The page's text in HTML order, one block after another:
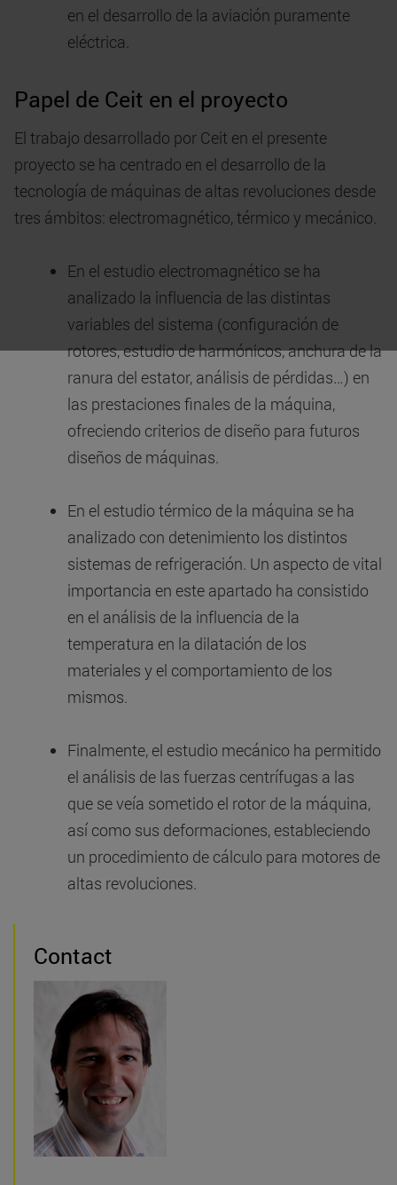
en el desarrollo de la aviación puramente
eléctrica.
Papel de Ceit en el proyecto
El trabajo desarrollado por Ceit en el presente
proyecto se ha centrado en el desarrollo de la
tecnología de máquinas de altas revoluciones desde
tres ámbitos: electromagnético, térmico y mecánico.
En el estudio electromagnético se ha
analizado la influencia de las distintas
variables del sistema (configuración de
rotores, estudio de harmónicos, anchura de la
ranura del estator, análisis de pérdidas…) en
las prestaciones finales de la máquina,
ofreciendo criterios de diseño para futuros
diseños de máquinas.
En el estudio térmico de la máquina se ha
analizado con detenimiento los distintos
sistemas de refrigeración. Un aspecto de vital
importancia en este apartado ha consistido
en el análisis de la influencia de la
temperatura en la dilatación de los
materiales y el comportamiento de los
mismos.
Finalmente, el estudio mecánico ha permitido
el análisis de las fuerzas centrífugas a las
que se veía sometido el rotor de la máquina,
así como sus deformaciones, estableciendo
un procedimiento de cálculo para motores de
altas revoluciones.
Contact